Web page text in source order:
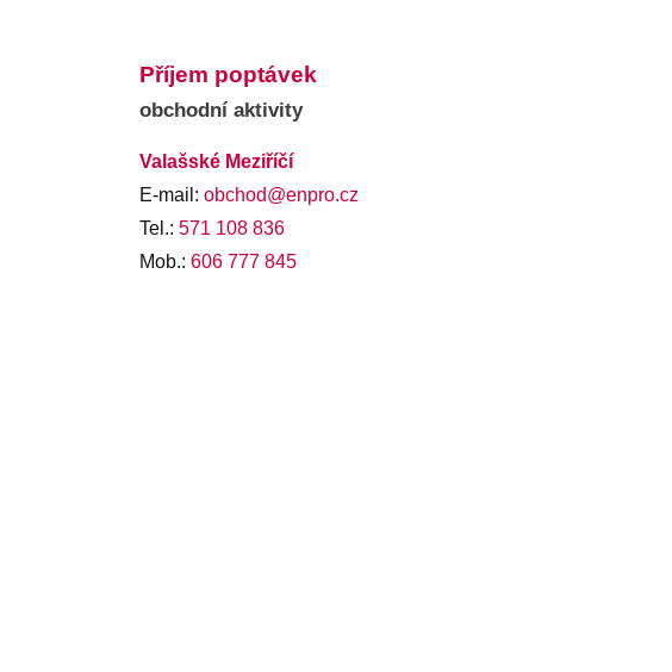
Příjem poptávek
obchodní aktivity
Valašské Meziříčí
E-mail:obchod@enpro.cz
Tel.:571 108 836
Mob.:606 777 845